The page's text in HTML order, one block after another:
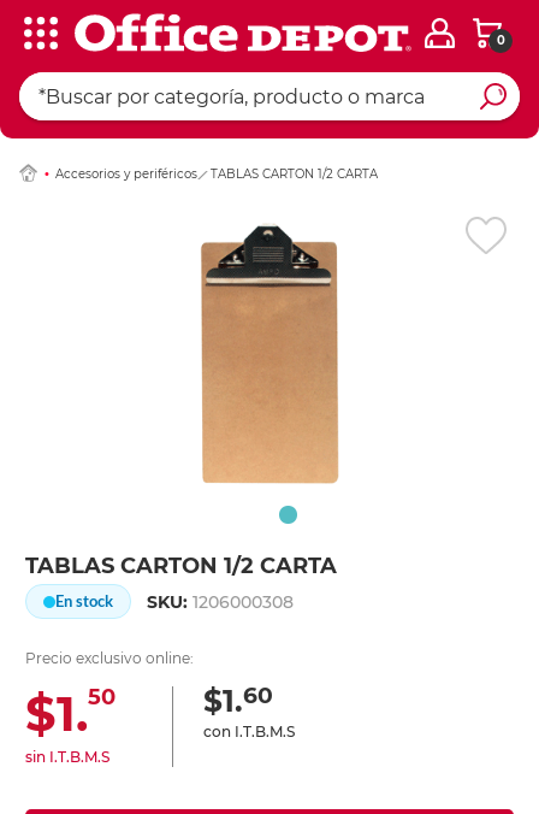
0
Accesorios y periféricos TABLAS CARTON 1/2 CARTA
TABLAS CARTON 1/2 CARTA
En stock SKU:1206000308
Precio exclusivo online:
$1.50
sin I.T.B.M.S
$1.60
con I.T.B.M.S
Ingresar Codigo